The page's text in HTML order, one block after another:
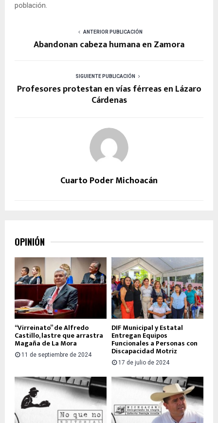
población.
ANTERIOR PUBLICACIÓN
Abandonan cabeza humana en Zamora
SIGUIENTE PUBLICACIÓN
Profesores protestan en vías férreas en Lázaro
Cárdenas
Cuarto Poder Michoacán
OPINIÓN
“Virreinato” de Alfredo
Castillo, lastre que arrastra
Magaña de La Mora
11 de septiembre de 2024
DIF Municipal y Estatal
Entregan Equipos
Funcionales a Personas con
Discapacidad Motriz
17 de julio de 2024